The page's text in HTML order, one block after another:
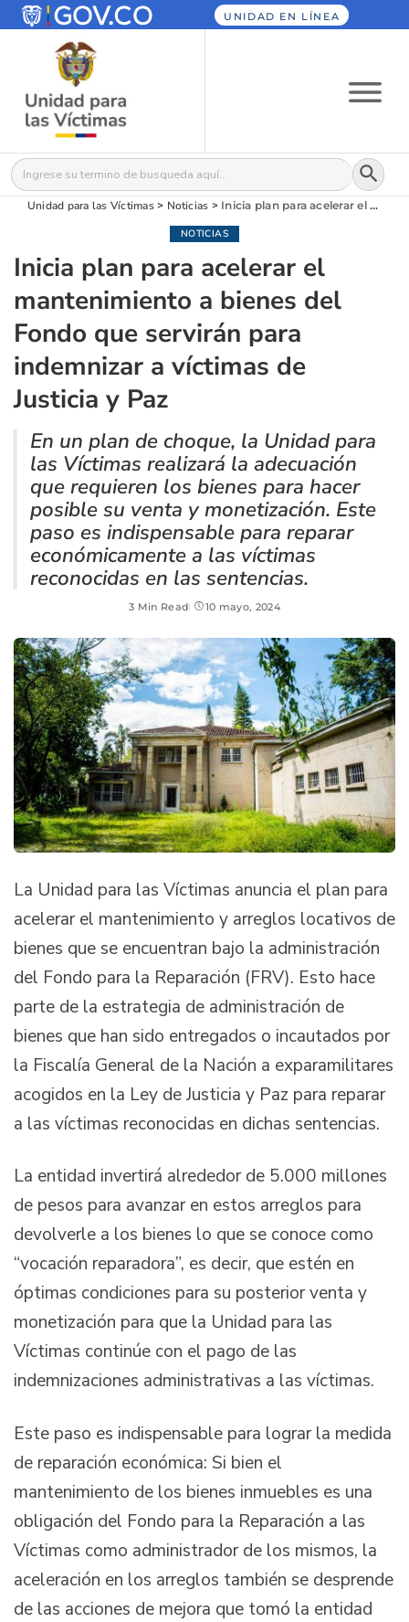
UNIDAD EN LÍNEA
Buscar: Botón
Unidad para las Víctimas> Noticias > Inicia plan para acelerar el mantenimiento a bienes del Fondo que servirán para indemnizar a víctimas de Justicia y Paz
NOTICIAS
Inicia plan para acelerar el
mantenimiento a bienes del
Fondo que servirán para
indemnizar a víctimas de
Justicia y Paz
En un plan de choque, la Unidad para
las Víctimas realizará la adecuación
que requieren los bienes para hacer
posible su venta y monetización. Este
paso es indispensable para reparar
económicamente a las víctimas
reconocidas en las sentencias.
3 Min Read 10 mayo, 2024
La Unidad para las Víctimas anuncia el plan para
acelerar el mantenimiento y arreglos locativos de
bienes que se encuentran bajo la administración
del Fondo para la Reparación (FRV). Esto hace
parte de la estrategia de administración de
bienes que han sido entregados o incautados por
la Fiscalía General de la Nación a exparamilitares
acogidos en la Ley de Justicia y Paz para reparar
a las víctimas reconocidas en dichas sentencias.
La entidad invertirá alrededor de 5.000 millones
de pesos para avanzar en estos arreglos para
devolverle a los bienes lo que se conoce como
“vocación reparadora”, es decir, que estén en
óptimas condiciones para su posterior venta y
monetización para que la Unidad para las
Víctimas continúe con el pago de las
indemnizaciones administrativas a las víctimas.
Este paso es indispensable para lograr la medida
de reparación económica: Si bien el
mantenimiento de los bienes inmuebles es una
obligación del Fondo para la Reparación a las
Víctimas como administrador de los mismos, la
aceleración en los arreglos también se desprende
de las acciones de mejora que tomó la entidad